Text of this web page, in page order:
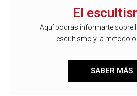
El
Aquí podrás informarte sobre
escultismo y la
SABER MÁS